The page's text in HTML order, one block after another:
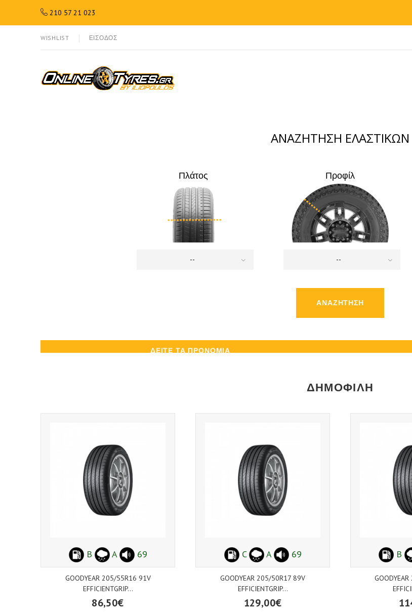
210 57 21 023
WISHLIST ΕΙΣΟΔΟΣ
ΑΝΑΖΗΤΗΣΗ ΕΛΑΣΤΙΚΩΝ
Πλάτος
--
Προφίλ
--
ΑΝΑΖΉΤΗΣΗ
ΔΕΙΤΕ ΤΑ ΠΡΟΝΟΜΙΑ
ΔΗΜΟΦΙΛΉ
B A 69
GOODYEAR 205/55R16 91V
EFFICIENTGRIP...
86,50€
C A 69
GOODYEAR 205/50R17 89V
EFFICIENTGRIP...
129,00€
B